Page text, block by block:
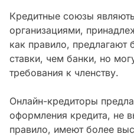
Кредитные союзы
организациями,
как правило, предлагают
ставки, чем банки, но
требования к членству.
Онлайн-кредиторы
оформления кредита, не
правило, имеют более